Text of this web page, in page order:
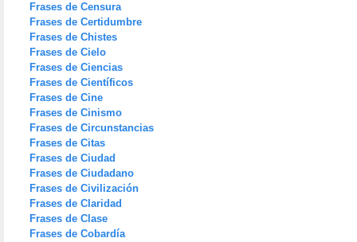
Frases de Censura
Frases de Certidumbre
Frases de Chistes
Frases de Cielo
Frases de Ciencias
Frases de Científicos
Frases de Cine
Frases de Cinismo
Frases de Circunstancias
Frases de Citas
Frases de Ciudad
Frases de Ciudadano
Frases de Civilización
Frases de Claridad
Frases de Clase
Frases de Cobardía